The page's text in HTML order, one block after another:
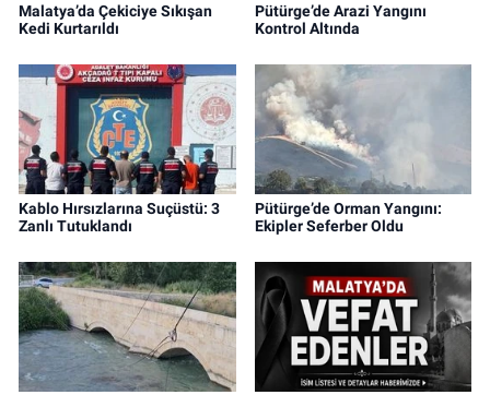
Malatya’da Çekiciye Sıkışan
Kedi Kurtarıldı
Pütürge’de Arazi Yangını
Kontrol Altında
Kablo Hırsızlarına Suçüstü: 3
Zanlı Tutuklandı
Pütürge’de Orman Yangını:
Ekipler Seferber Oldu